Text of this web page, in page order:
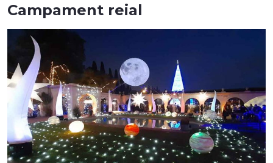
Campament reial